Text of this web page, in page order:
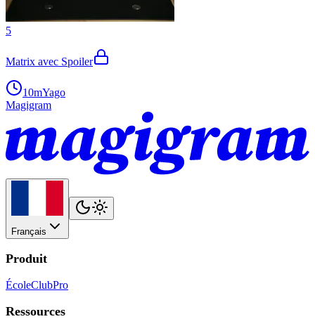
5
Matrix avec Spoiler
10mYago
Magigram
Français
Produit
ÉcoleClubPro
Ressources